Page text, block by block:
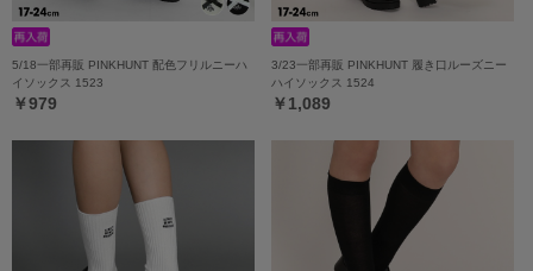
5/18一部再販 PINKHUNT 配色フリルニーハ
イソックス 1523
￥979
3/23一部再販 PINKHUNT 履き口ルーズニー
ハイソックス 1524
￥1,089